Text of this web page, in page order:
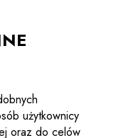
użytkownicy
oraz do celów